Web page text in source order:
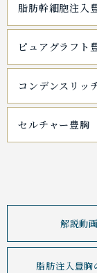
脂肪幹細胞注入
ピュアグラフト
コンデンスリッ
セルチャー豊胸
解説動画
脂肪注入豊胸